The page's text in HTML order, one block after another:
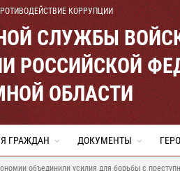
КОРРУПЦИИ
СЛУЖБЫ
РОССИЙСКОЙ
ОБЛАСТИ
ГРАЖДАН ДОКУМЕНТЫ
объединили усилия для борьбы с